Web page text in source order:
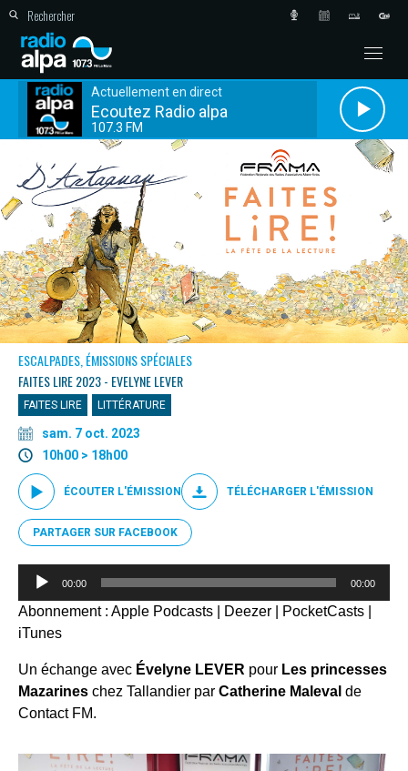
Actuellement en direct
Ecoutez Radio alpa
107.3 FM
ESCALPADES, ÉMISSIONS SPÉCIALES
FAITES LIRE 2023 - EVELYNE LEVER
FAITES LIRE LITTÉRATURE
sam. 7 oct. 2023
10h00 > 18h00
ÉCOUTER L'ÉMISSION TÉLÉCHARGER L'ÉMISSION
PARTAGER SUR FACEBOOK
Lecteur
00:00 00:00
Abonnement : Apple Podcasts Deezer PocketCasts
iTunes
Un échange avec Évelyne LEVER pour Les princesses
Mazarines chez Tallandier par Catherine Maleval de
Contact FM.